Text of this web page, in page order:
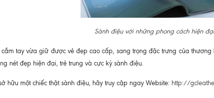
Sành điệu với những phong cách hiện
cầm tay vừa giữ được vẻ đẹp cao cấp, sang trọng đặc trưng của
nét đẹp hiện đại, trẻ trung và cực kỳ sành điệu.
hữu một chiếc thật sành điệu, hãy truy cập ngay Website: http://